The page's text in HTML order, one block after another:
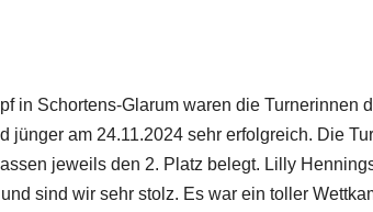
in Schortens-Glarum waren die Turnerinnen
jünger am 24.11.2024 sehr erfolgreich. Die
jeweils den 2. Platz belegt. Lilly
sind wir sehr stolz. Es war ein toller